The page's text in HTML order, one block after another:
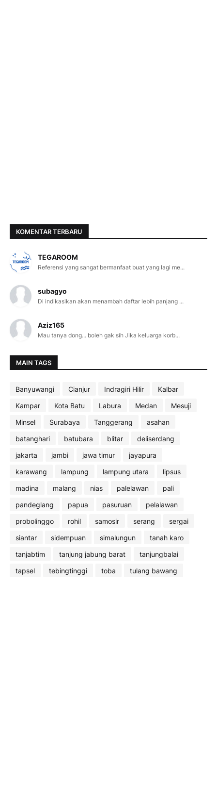
KOMENTAR TERBARU
TEGAROOM
Referensi yang sangat bermanfaat buat yang lagi me...
subagyo
Di indikasikan akan menambah daftar lebih panjang ...
Aziz165
Mau tanya dong... boleh gak sih Jika keluarga korb...
MAIN TAGS
Banyuwangi Cianjur Indragiri Hilir
Kalbar
Kampar
Kota Batu Labura Medan
Mesuji
Minsel
Surabaya Tanggerang
asahan
batanghari
batubara blitar
deliserdang
jakarta
jambi jawa timur
jayapura
karawang
lampung lampung utara
lipsus
madina
malang nias palelawan
pali
pandeglang
papua pasuruan
pelalawan
probolinggo
rohil samosir serang
sergai
siantar
sidempuan simalungun
tanah karo
tanjabtim
tanjung jabung barat
tanjungbalai
tapsel
tebingtinggi toba tulang bawang